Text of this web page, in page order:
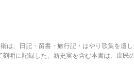
は、日記・留書・旅行記・はやり歌集を
明に記録した。新史実を含む本書は、庶